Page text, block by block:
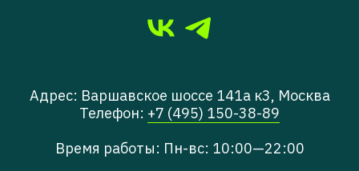
Адрес: Варшавское шоссе 141а к3, Москва
Телефон: +7 (495) 150-38-89
Время работы: Пн-вс: 10:00—22:00